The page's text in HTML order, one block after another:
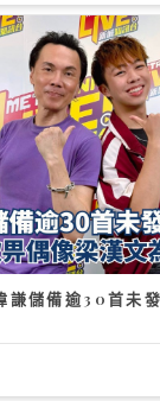
謙儲備逾30首未